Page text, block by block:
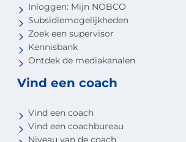
Inloggen: Mijn NOBCO
Subsidiemogelijkheden
Zoek een supervisor
Kennisbank
Ontdek de mediakanalen
Vind een coach
Vind een coach
Vind een coachbureau
Niveau van de coach